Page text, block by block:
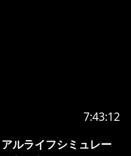
7:43:12
ルライフシミュレー